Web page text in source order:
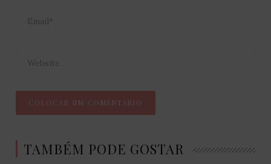
TAMBÉM PODE GOSTAR